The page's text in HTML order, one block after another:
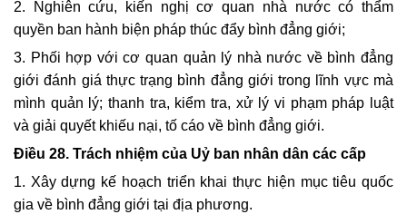
2. Nghiên cứu, kiến nghị cơ quan nhà nước có thẩm
quyền ban hành biện pháp thúc đẩy bình đẳng giới;
3. Phối hợp với cơ quan quản lý nhà nước về bình đẳng
giới đánh giá thực trạng bình đẳng giới trong lĩnh vực mà
mình quản lý; thanh tra, kiểm tra, xử lý vi phạm pháp luật
và giải quyết khiếu nại, tố cáo về bình đẳng giới.
Điều 28. Trách nhiệm của Uỷ ban nhân dân các cấp
1. Xây dựng kế hoạch triển khai thực hiện mục tiêu quốc
gia về bình đẳng giới tại địa phương.